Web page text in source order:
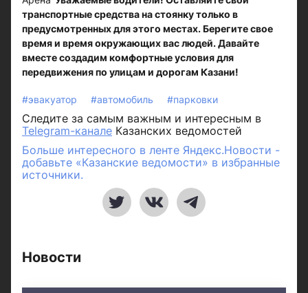
транспортные средства на стоянку только в
предусмотренных для этого местах. Берегите свое
время и время окружающих вас людей. Давайте
вместе создадим комфортные условия для
передвижения по улицам и дорогам Казани!
#эвакуатор #автомобиль #парковки
Следите за самым важным и интересным в
Telegram-канале Казанских ведомостей
Больше интересного в ленте Яндекс.Новости -
добавьте «Казанские ведомости» в избранные
источники.
Новости